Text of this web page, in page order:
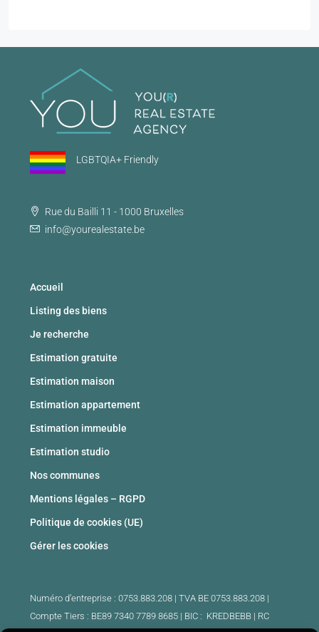
LGBTQIA+ Friendly
Rue du Bailli 11 - 1000 Bruxelles
info@yourealestate.be
Accueil
Listing des biens
Je recherche
Estimation gratuite
Estimation maison
Estimation appartement
Estimation immeuble
Estimation studio
Nos communes
Mentions légales – RGPD
Politique de cookies (UE)
Gérer les cookies
Numéro d’entreprise : 0753.883.208 | TVA BE 0753.883.208 |
Compte Tiers : BE89 7340 7789 8685 | BIC : KREDBEBB | RC